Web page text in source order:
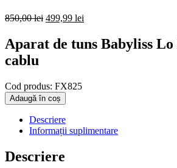
850,00lei Prețul
a
fost:
499,99 lei
499,99 lei.
Aparat de tuns Babyliss
cablu
Cod produs: FX825
Cantitate
BABYLISS
APARAT
LO
PRO
Adaugă în coș
Descriere
Informații suplimentare
Descriere